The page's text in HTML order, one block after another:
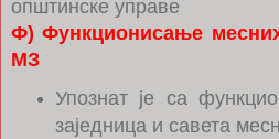
општинске управе
Ф) Функционисање
МЗ
Упознат је са
заједница и савета